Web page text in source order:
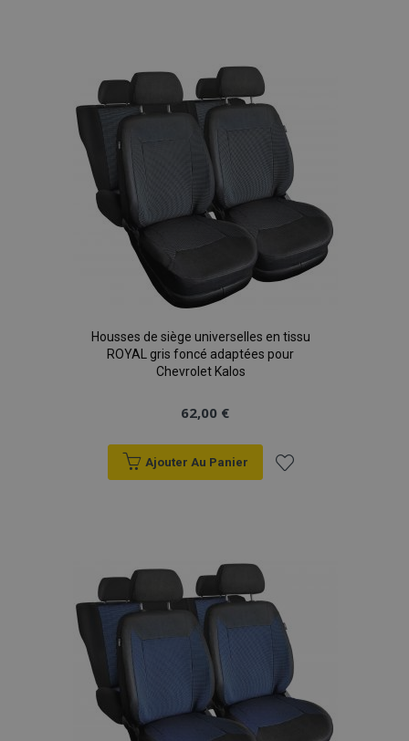
d'achats
Housses de siège universelles en tissu
ROYAL gris foncé adaptées pour
Chevrolet Kalos
62,00 €
Ajouter Au Panier
d'achats